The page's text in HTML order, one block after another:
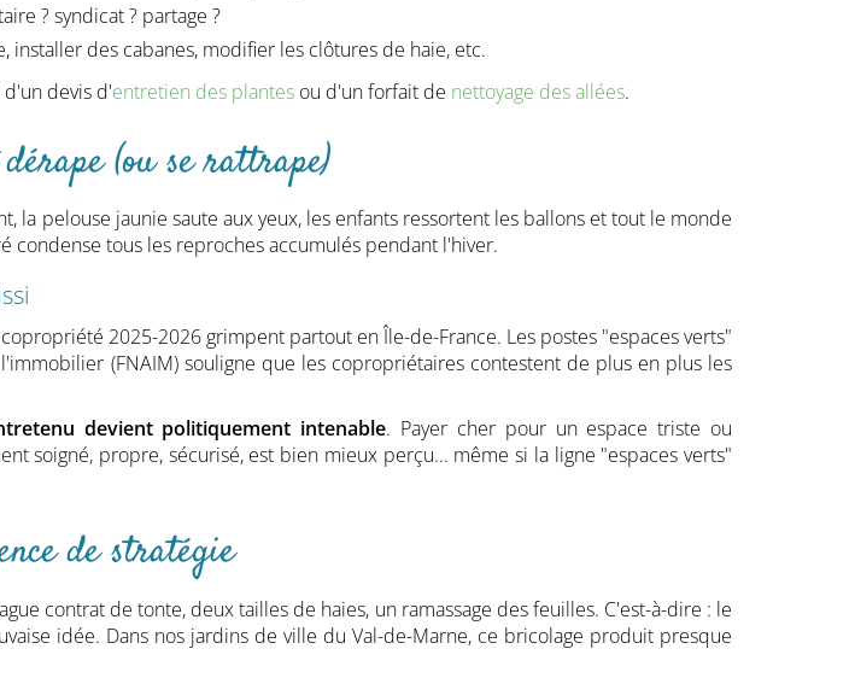
? syndicat ? partage ?
installer des cabanes, modifier les clôtures de haie, etc.
devis d'entretien des plantes ou d'un forfait de nettoyage des allées.
(ou se rattrape)
la pelouse jaunie saute aux yeux, les enfants ressortent les ballons et tout le monde
condense tous les reproches accumulés pendant l'hiver.
2025-2026 grimpent partout en Île-de-France. Les postes "espaces verts"
(FNAIM) souligne que les copropriétaires contestent de plus en plus les
devient politiquement intenable. Payer cher pour un espace triste ou
soigné, propre, sécurisé, est bien mieux perçu... même si la ligne "espaces verts"
de stratégie
contrat de tonte, deux tailles de haies, un ramassage des feuilles. C'est-à-dire : le
idée. Dans nos jardins de ville du Val-de-Marne, ce bricolage produit presque